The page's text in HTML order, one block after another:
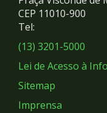
Redes
Sociais
CEP 11010-900
Tel:
(13) 3201-5000
Lei de Acesso à
Sitemap
Imprensa